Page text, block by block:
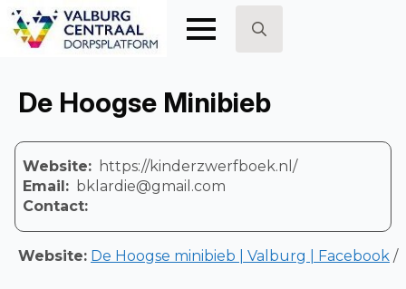
De Hoogse Minibieb
Website: https://kinderzwerfboek.nl/
Email: bklardie@gmail.com
Contact:
Website: De Hoogse minibieb | Valburg | Facebook /